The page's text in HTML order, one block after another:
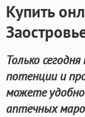
Купить
Только
потенции и
можете
аптечных